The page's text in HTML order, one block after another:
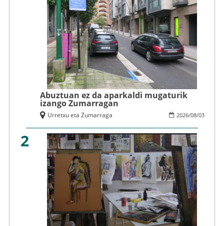
Abuztuan ez da aparkaldi mugaturik
izango Zumarragan
2026/08/03
Urretxu eta Zumarraga
2